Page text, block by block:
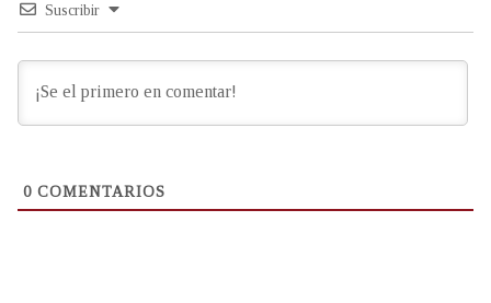
Suscribir
0 COMENTARIOS